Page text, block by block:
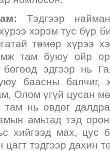
Тэдгээр
хэрэм тус бүр
төмөр хүрээ
там буюу ойр
эдгээр нь
баасны балчиг,
Олом үгүй цусан
там нь өвдөг
амьтад тэд
хийгээд мах, цус
цагт тэдгээр дахин